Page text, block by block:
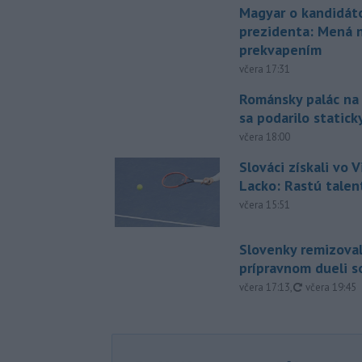
Magyar o
prezidenta: Mená
prekvapením
včera 17:31
Románsky palác
sa podarilo
včera 18:00
Slováci získali vo
Lacko: Rastú
včera 15:51
Slovenky
prípravnom dueli
včera 17:13, aktualizované
včera 19:45